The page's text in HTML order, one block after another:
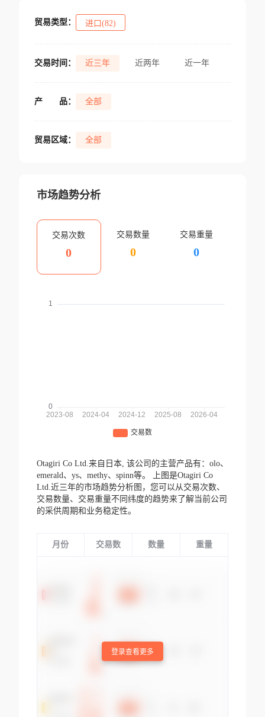
贸易类型： 进口(82)
交易时间： 近三年 近两年 近一年
产 品： 全部
贸易区域： 全部
市场趋势分析
交易次数
0
交易数量
0
交易重量
0
Otagiri Co Ltd.来自日本, 该公司的主营产品有：olo、
emerald、ys、methy、spinn等。
上图是Otagiri Co
Ltd.近三年的市场趋势分析图，您可以从交易次数、
交易数量、交易重量不同纬度的趋势来了解当前公司
的采供周期和业务稳定性。
月份 交易数 数量 重量
登录查看更多